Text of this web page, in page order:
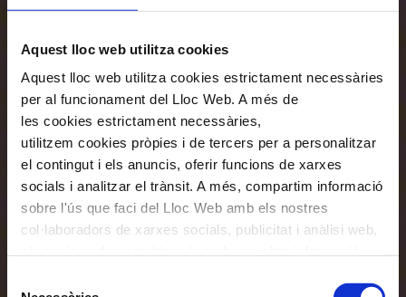
Aquest lloc web utilitza cookies
Aquest lloc web utilitza cookies estrictament necessàries
per al funcionament del Lloc Web. A més de
les cookies estrictament necessàries,
utilitzem cookies pròpies i de tercers per a personalitzar
el contingut i els anuncis, oferir funcions de xarxes
socials i analitzar el trànsit. A més, compartim informació
sobre l'ús que faci del Lloc Web amb els nostres
col·laboradors de xarxes socials, publicitat i anàlisi web,